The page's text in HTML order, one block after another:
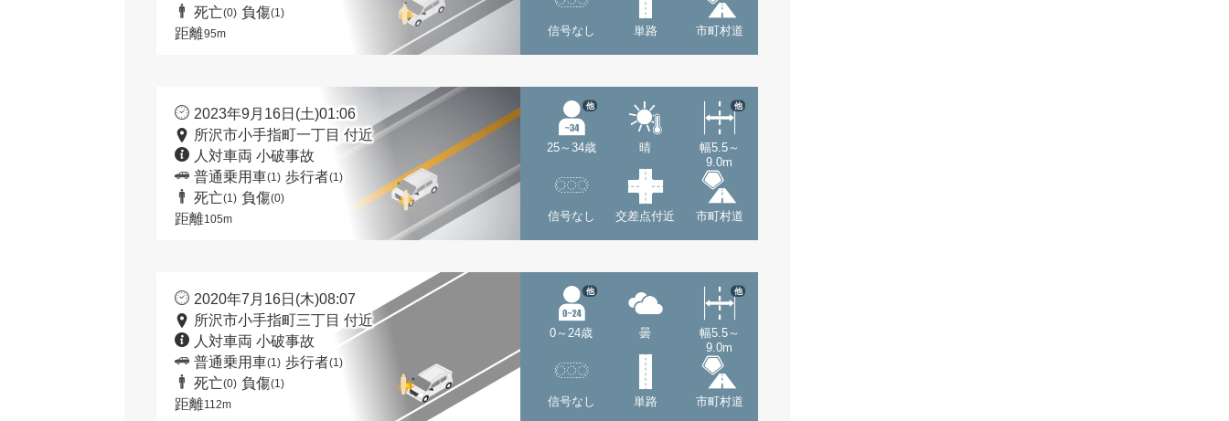
死亡(0) 負傷(1)
距離95m 信号なし 単路 市町村道
2023年9月16日(土)01:06
所沢市小手指町一丁目 付近
人対車両 小破事故
普通乗用車(1) 歩行者(1)
死亡(1) 負傷(0)
距離105m
25～34歳
他
晴
幅5.5～
9.0m
他
信号なし 交差点付近 市町村道
2020年7月16日(木)08:07
所沢市小手指町三丁目 付近
人対車両 小破事故
普通乗用車(1) 歩行者(1)
死亡(0) 負傷(1)
距離112m
0～24歳
他
曇
幅5.5～
9.0m
他
信号なし 単路 市町村道